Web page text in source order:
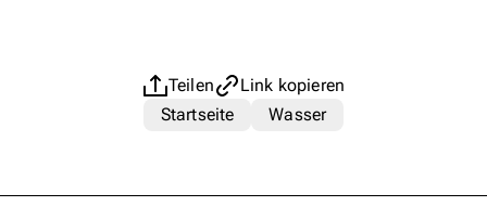
Teilen
Link kopieren
Startseite
Wasser